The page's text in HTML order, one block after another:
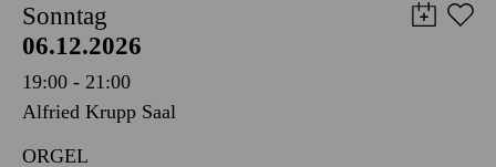
PHILHARMONIE ESSEN
Sonntag
06.12.2026
19:00 - 21:00